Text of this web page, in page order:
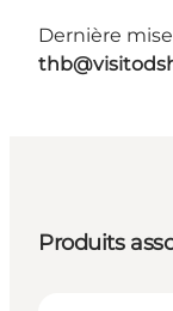
Dernière
Produits